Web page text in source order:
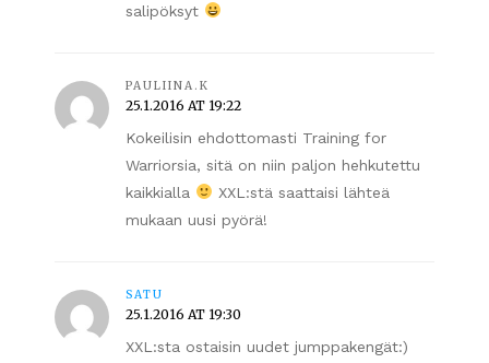
salipöksyt
PAULIINA.K
25.1.2016 AT 19:22
Kokeilisin ehdottomasti Training for
Warriorsia, sitä on niin paljon hehkutettu
kaikkialla
XXL:stä saattaisi lähteä
mukaan uusi pyörä!
SATU
25.1.2016 AT 19:30
XXL:sta ostaisin uudet jumppakengät:)